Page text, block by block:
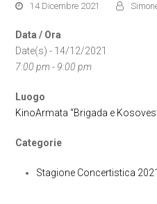
14 Dicembre 2021
Data / Ora
Date(s) - 14/12/2021
7:00 pm - 9:00 pm
Luogo
KinoArmata “Brigada e
Categorie
Stagione Concertistica 2021